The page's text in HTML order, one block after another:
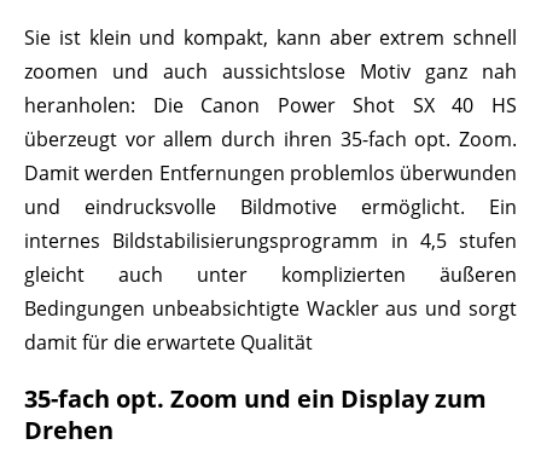
Sie ist klein und kompakt, kann aber extrem schnell
zoomen und auch aussichtslose Motiv ganz nah
heranholen: Die Canon Power Shot SX 40 HS
überzeugt vor allem durch ihren 35-fach opt. Zoom.
Damit werden Entfernungen problemlos überwunden
und eindrucksvolle Bildmotive ermöglicht. Ein
internes Bildstabilisierungsprogramm in 4,5 stufen
gleicht auch unter komplizierten äußeren
Bedingungen unbeabsichtigte Wackler aus und sorgt
damit für die erwartete Qualität
35-fach opt. Zoom und ein Display zum
Drehen